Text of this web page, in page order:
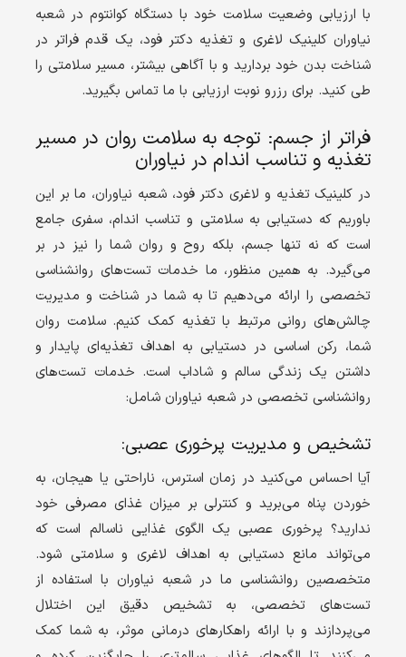
با ارزیابی وضعیت سلامت خود با دستگاه کوانتوم در شعبه
نیاوران کلینیک لاغری و تغذیه دکتر فود، یک قدم فراتر در
شناخت بدن خود بردارید و با آگاهی بیشتر، مسیر سلامتی را
طی کنید. برای رزرو نوبت ارزیابی با ما تماس بگیرید.
فراتر از جسم: توجه به سلامت روان در مسیر
تغذیه و تناسب اندام در نیاوران
در کلینیک تغذیه و لاغری دکتر فود، شعبه نیاوران، ما بر این
باوریم که دستیابی به سلامتی و تناسب اندام، سفری جامع
است که نه تنها جسم، بلکه روح و روان شما را نیز در بر
می‌گیرد. به همین منظور، ما خدمات تست‌های روانشناسی
تخصصی را ارائه می‌دهیم تا به شما در شناخت و مدیریت
چالش‌های روانی مرتبط با تغذیه کمک کنیم. سلامت روان
شما، رکن اساسی در دستیابی به اهداف تغذیه‌ای پایدار و
داشتن یک زندگی سالم و شاداب است. خدمات تست‌های
روانشناسی تخصصی در شعبه نیاوران شامل:
تشخیص و مدیریت پرخوری عصبی:
آیا احساس می‌کنید در زمان استرس، ناراحتی یا هیجان، به
خوردن پناه می‌برید و کنترلی بر میزان غذای مصرفی خود
ندارید؟ پرخوری عصبی یک الگوی غذایی ناسالم است که
می‌تواند مانع دستیابی به اهداف لاغری و سلامتی شود.
متخصصین روانشناسی ما در شعبه نیاوران با استفاده از
تست‌های تخصصی، به تشخیص دقیق این اختلال
می‌پردازند و با ارائه راهکارهای درمانی موثر، به شما کمک